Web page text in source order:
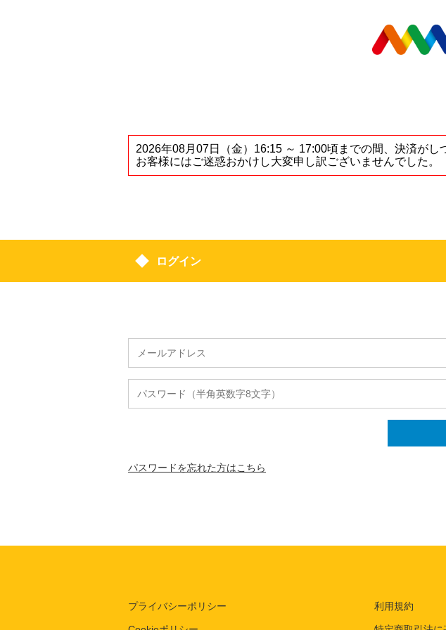
2026年08月07日（金）16:15 ～ 17:00頃までの間、決済が
お客様にはご迷惑おかけし大変申し訳ございませんでした。
ログイン
パスワードを忘れた方はこちら
プライバシーポリシー 利用規約